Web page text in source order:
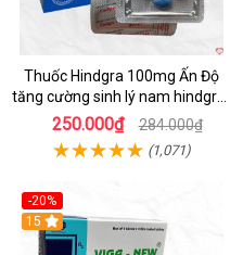
Thuốc Hindgra 100mg Ấn Độ
tăng cường sinh lý nam hindgra-
100 chống xts cương dương
250.000₫ 284.000₫
(1,071)
-20%
15